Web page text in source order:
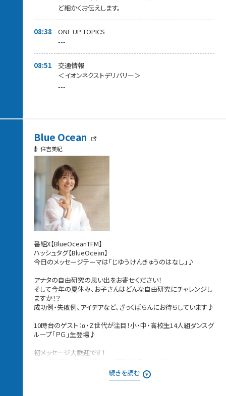
ど細かくお伝えします。
08:38
ONE UP TOPICS
---
08:51
交通情報
＜イオンネクストデリバリー＞
---
Blue Ocean
住吉美紀
番組X【BlueOceanTFM】
ハッシュタグ【BlueOcean】
今日のメッセージテーマは「じゆうけんきゅうのはなし」♪
アナタの自由研究の思い出をお寄せください！
そして今年の夏休み、お子さんはどんな自由研究にチャレンジし
ますか！？
成功例・失敗例、アイデアなど、ざっくばらんにお待ちしています♪
10時台のゲスト：α・Z世代が注目！小・中・高校生14人組ダンスグ
ループ「ＰＧ」生登場♪
初メッセージ大歓迎です！
メッセージは、Blue Oceanのウェブサイト、メッセージフォームか
続きを読む